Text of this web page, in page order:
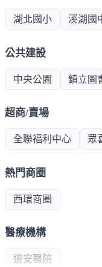
湖北國小 溪湖國
公共建設
中央公園 鎮立圖
超商/賣場
全聯福利中心 眾
熱門商圈
西環商圈
醫療機構
道安醫院